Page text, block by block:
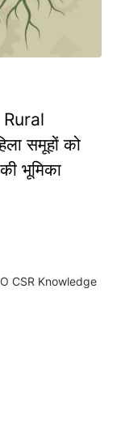
समूहों को
भूमिका
CSR Knowledge